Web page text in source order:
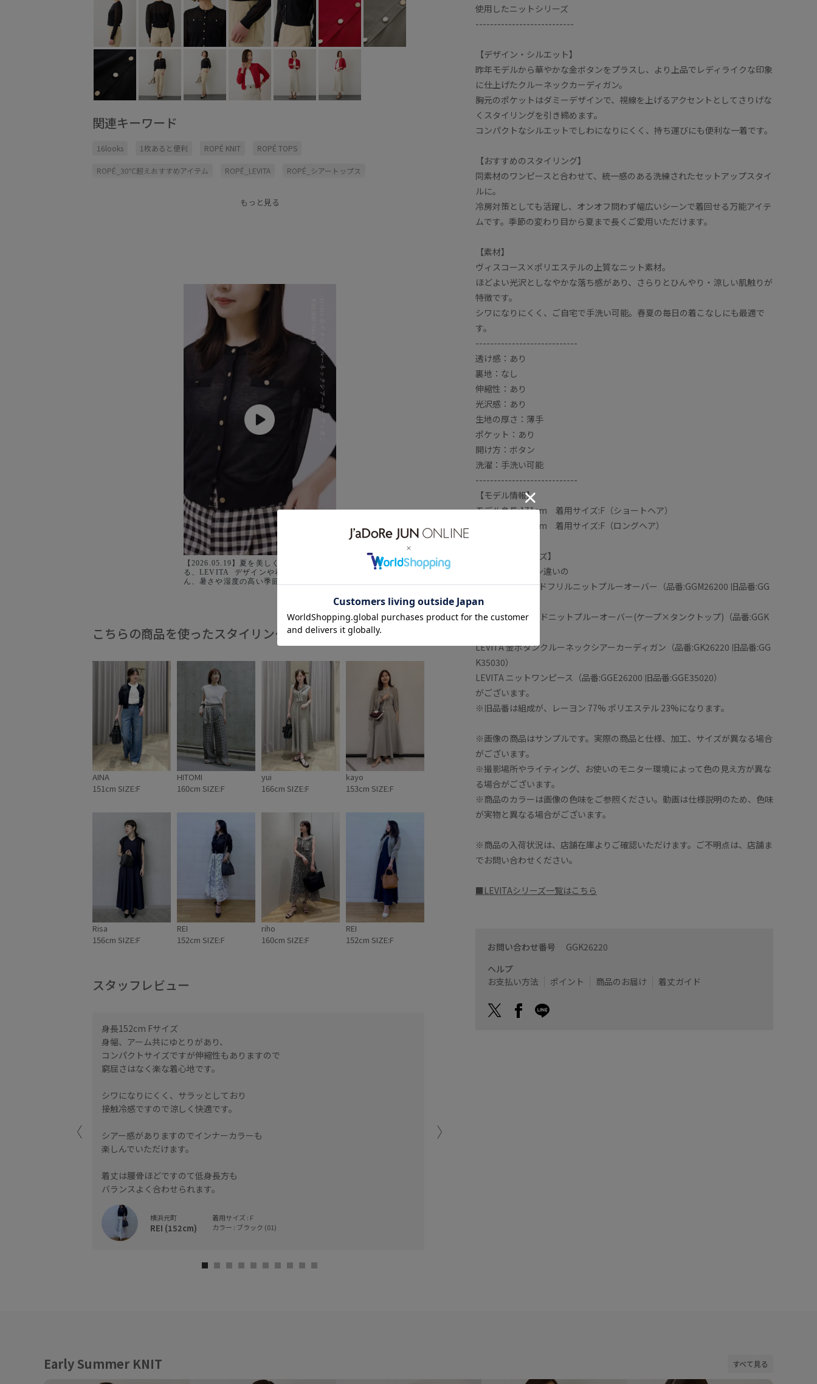
関連キーワード
16looks 1枚あると便利 ROPÉ KNIT ROPÉ TOPS
ROPÉ_30℃超えおすすめアイテム ROPÉ_LEVITA ROPÉ_シアートップス
万能アイテム 上品
夏の機能素材アイテム 幅広
自宅で洗える 落ち感
もっと見る
【2026.05.19】夏を美しく快適に乗り切
る、LEVITA ⁡ デザインや着心地はもちろ
ん、暑さや湿度の高い季節でも涼やかな
性など、夏を快適に過ごすための機能性
にもこだわりました。 ___ ⁡ LEVITA 金ボ
タンクルーネックシアーカーディガン
¥20,900 (税込) GGK26220
こちらの商品を使ったスタイリング
AINA
151cm SIZE:F
HITOMI
160cm SIZE:F
yui
166cm SIZE:F
kayo
153cm SIZE:F
Risa
156cm SIZE:F
REI
152cm SIZE:F
riho
160cm SIZE:F
REI
152cm SIZE:F
スタッフレビュー
身長152cm Fサイズ
身幅、アーム共にゆとりがあり、
コンパクトサイズですが伸縮性もありますので
窮屈さはなく楽な着心地です。
シワになりにくく、サラッとしており
接触冷感ですので涼しく快適です。
シアー感がありますのでインナーカラーも
楽しんでいただけます。
着丈は腰骨ほどですのて低身長方も
バランスよく合わせられます。
横浜元町
REI (152cm)
着用サイズ : F
カラー : ブラック (01)
使用したニットシリーズ
---------------------------
【デザイン・シルエット】
昨年モデルから華やかな金ボタンをプラスし、より上品でレディライクな印象
に仕上げたクルーネックカーディガン。
胸元のポケットはダミーデザインで、視線を上げるアクセントとしてさりげな
くスタイリングを引き締めます。
コンパクトなシルエットでしわになりにくく、持ち運びにも便利な一着です。
【おすすめのスタイリング】
同素材のワンピースと合わせて、統一感のある洗練されたセットアップスタイ
ルに。
冷房対策としても活躍し、オンオフ問わず幅広いシーンで着回せる万能アイテ
ムです。季節の変わり目から夏まで長くご愛用いただけます。
【素材】
ヴィスコース×ポリエステルの上質なニット素材。
ほどよい光沢としなやかな落ち感があり、さらりとひんやり・涼しい肌触りが
特徴です。
シワになりにくく、ご自宅で手洗い可能。春夏の毎日の着こなしにも最適で
す。
----------------------------
透け感：あり
裏地：なし
伸縮性：あり
光沢感：あり
生地の厚さ：薄手
ポケット：あり
開け方：ボタン
洗濯：手洗い可能
----------------------------
【モデル情報】
モデル身長:171cm 着用サイズ:F（ショートヘア）
モデル身長:175cm 着用サイズ:F（ロングヘア）
【LEVITA シリーズ】
同素材でデザイン違いの
LEVITA ティアードフリルニットプルーオーバー（品番:GGM26200 旧品番:GG
M35020）
LEVITA レイヤードニットプルーオーバー(ケープ×タンクトップ)（品番:GGK
LEVITA 金ボタンクルーネックシアーカーディガン（品番:GK26220 旧品番:GG
K35030）
LEVITA ニットワンピース（品番:GGE26200 旧品番:GGE35020）
がございます。
※旧品番は組成が、レーヨン 77% ポリエステル 23%になります。
※画像の商品はサンプルです。実際の商品と仕様、加工、サイズが異なる場合
がございます。
※撮影場所やライティング、お使いのモニター環境によって色の見え方が異な
る場合がございます。
※商品のカラーは画像の色味をご参照ください。動画は仕様説明のため、色味
が実物と異なる場合がございます。
※商品の入荷状況は、店舗在庫よりご確認いただけます。ご不明点は、店舗ま
でお問い合わせください。
■LEVITAシリーズ一覧はこちら
お問い合わせ番号 GGK26220
ヘルプ
お支払い方法
ポイント 商品のお届け 着丈ガイド
Early Summer KNIT すべて見る